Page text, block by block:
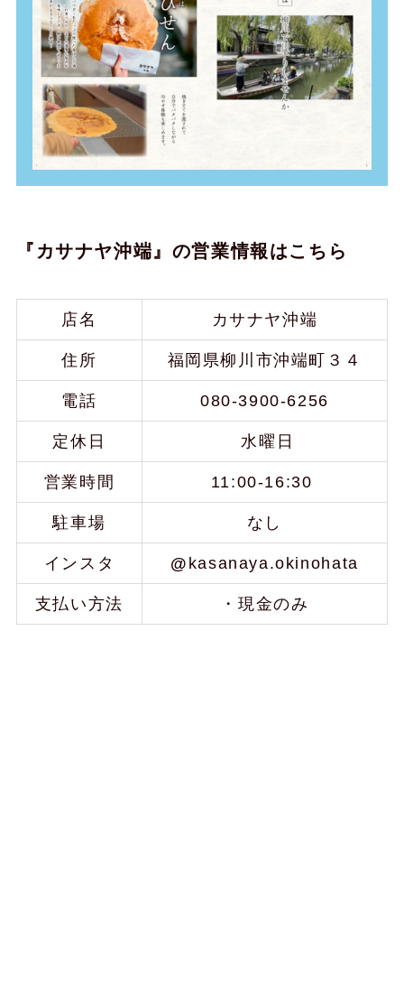
『カサナヤ沖端』の営業情報はこちら
店名 カサナヤ沖端
住所 福岡県柳川市沖端町３４
電話 080-3900-6256
定休日 水曜日
営業時間 11:00-16:30
駐車場 なし
インスタ @ kasanaya.okinohata
支払い方法 ・現金のみ